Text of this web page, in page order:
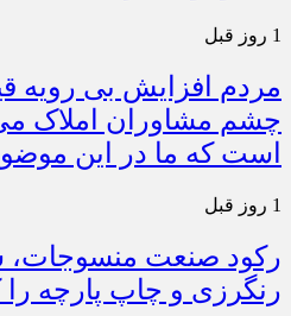
1 روز قبل
مردم افزایش بی رویه
چشم مشاوران املاک
است که ما در این
1 روز قبل
رکود صنعت
رنگرزی و چاپ پارچه